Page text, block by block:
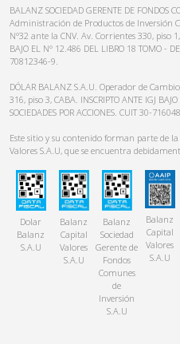
BALANZ SOCIEDAD GERENTE DE FONDOS
Administración de Productos de Inversión
N°32 ante la CNV. Av. Corrientes 330, piso
BAJO EL N° 12.486 DEL LIBRO 18 TOMO -
70812346-9.
DÓLAR BALANZ S.A.U. Operador de
316, piso 3, CABA. INSCRIPTO ANTE IGJ
SOCIEDADES POR ACCIONES. CUIT 30-
Este sitio y su contenido forman parte de
Valores S.A.U, que se encuentra
Dolar
Balanz
S.A.U
Balanz
Capital
Valores
S.A.U
Balanz
Sociedad
Gerente de
Fondos
Comunes
de
Inversión
S.A.U
Balanz
Capital
Valores
S.A.U